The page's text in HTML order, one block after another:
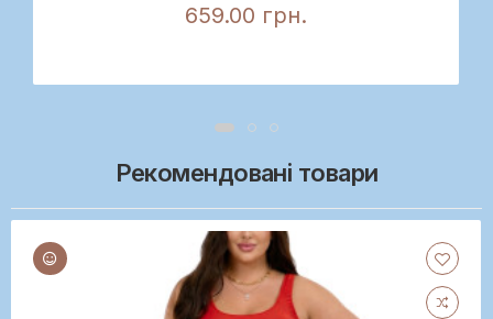
659.00 грн.
Рекомендовані товари